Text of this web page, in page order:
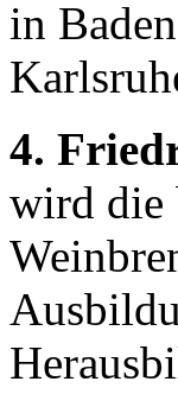
in
4.
wird die